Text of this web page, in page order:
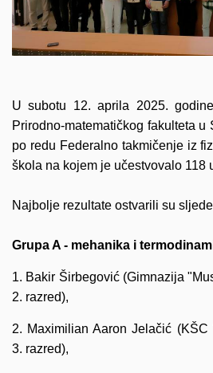
U subotu 12. aprila 2025.
Prirodno-matematičkog fakulteta u
po redu Federalno takmičenje iz
škola na kojem je učestvovalo 118
Najbolje rezultate ostvarili su
Grupa A - mehanika i
1. Bakir Širbegović (Gimnazija
2. razred),
2. Maximilian Aaron Jelačić
3. razred),